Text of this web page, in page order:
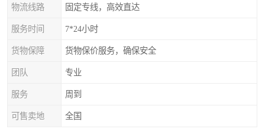
物流线路 固定专线，高效直达
服务时间 7*24小时
货物保障 货物保价服务，确保安全
团队 专业
服务 周到
可售卖地 全国